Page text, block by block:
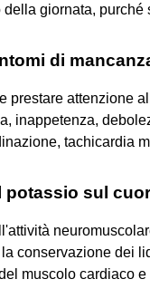
giornata, purché
di
prestare attenzione
inappetenza,
tachicardia
potassio sul
conservazione dei
muscolo cardiaco